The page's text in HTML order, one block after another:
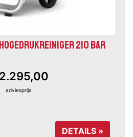
210 BAR
adviesprijs
DETAILS »